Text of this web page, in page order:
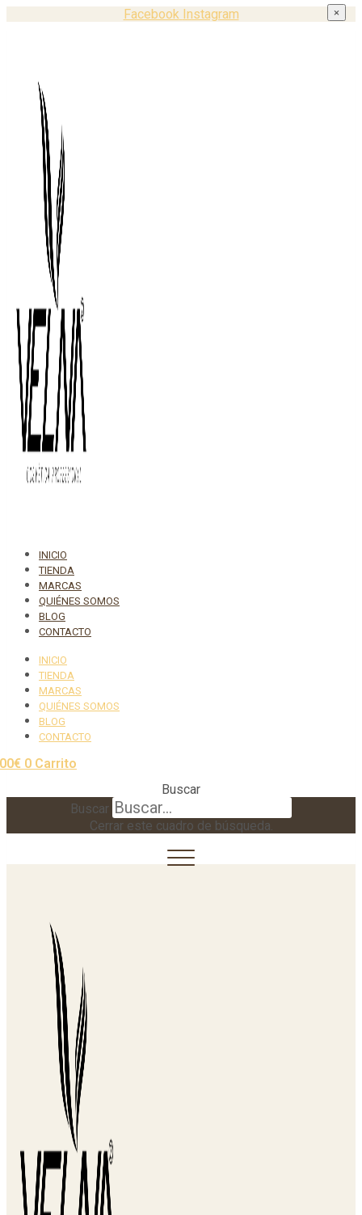
Facebook Instagram
INICIO
TIENDA
MARCAS
QUIÉNES SOMOS
BLOG
CONTACTO
INICIO
TIENDA
MARCAS
QUIÉNES SOMOS
BLOG
CONTACTO
€ 0 Carrito
Buscar
Buscar
Cerrar este cuadro de búsqueda.
×